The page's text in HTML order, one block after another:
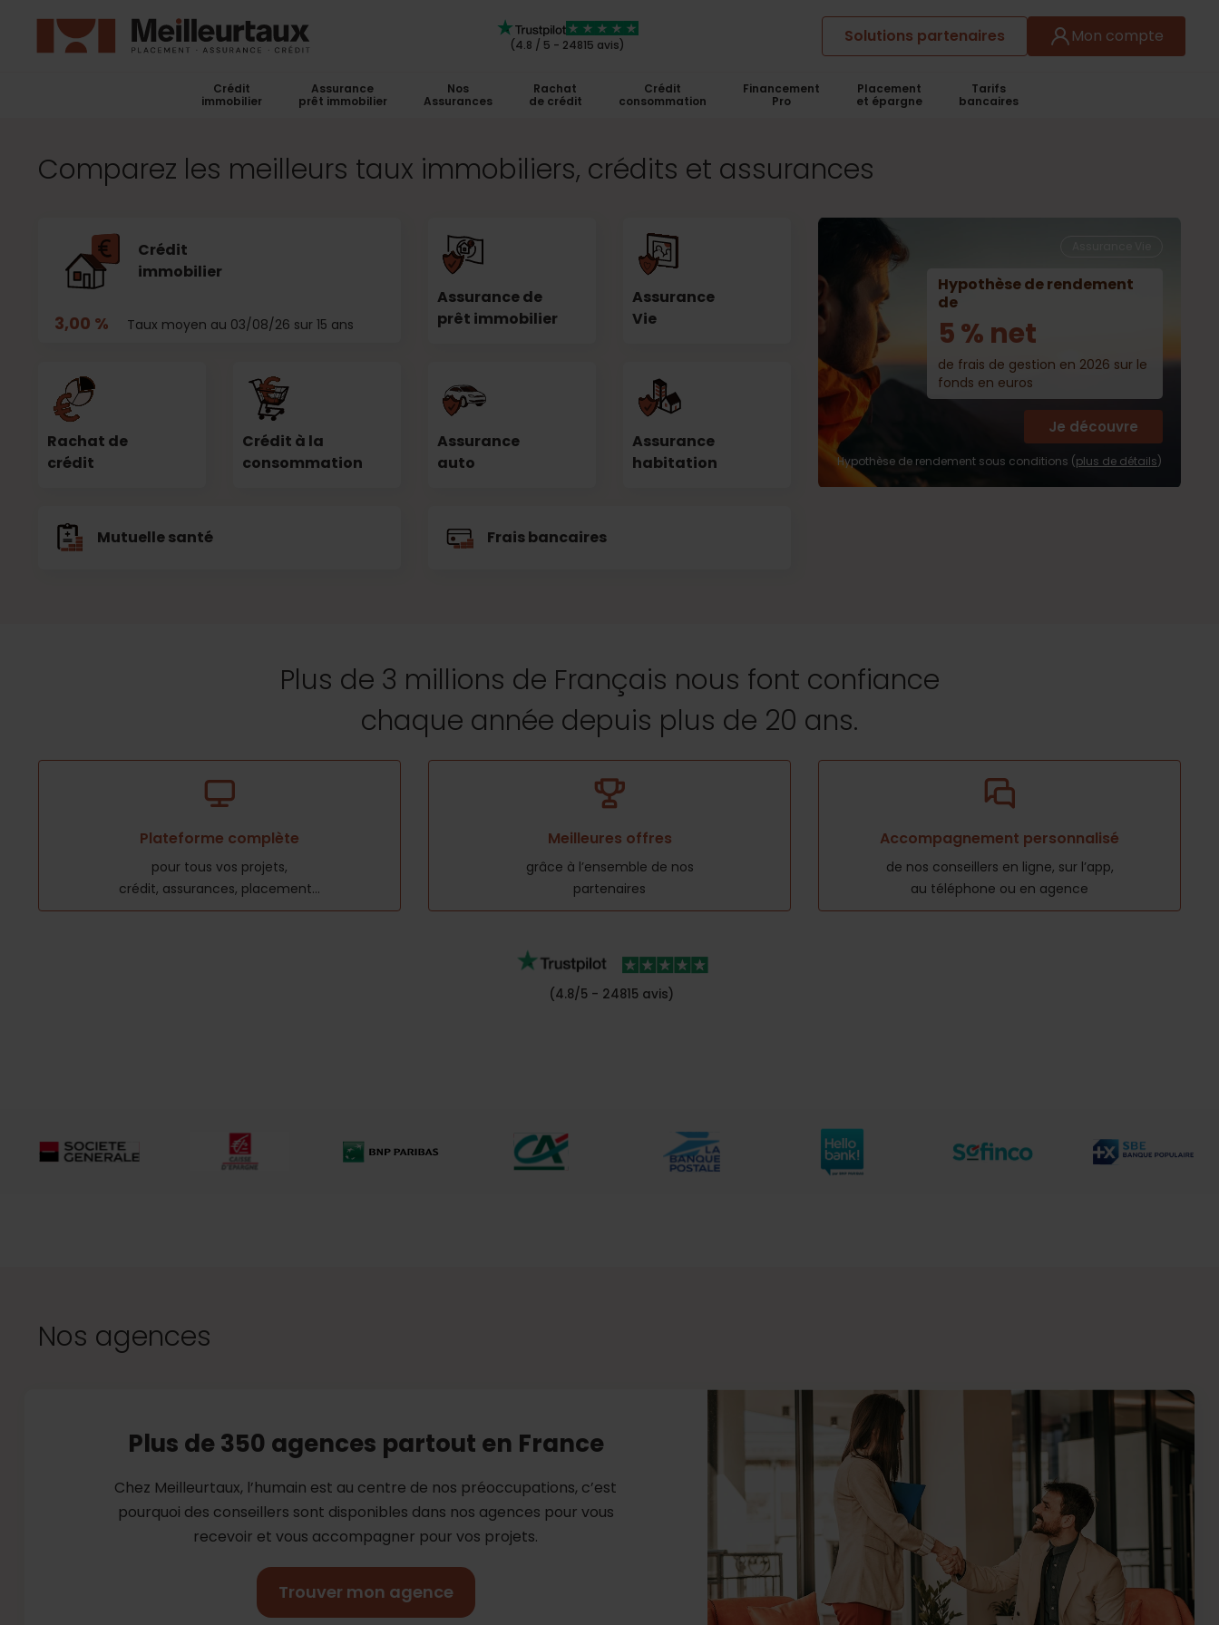
(4.8 / 5 - 24815 avis) Solutions partenaires Mon compte
Crédit
immobilier
Assurance
prêt immobilier
Nos
Assurances
Rachat
de crédit
Crédit
consommation
Financement
Pro
Placement
et épargne
Tarifs
bancaires
Comparez les meilleurs taux immobiliers, crédits et assurances
Crédit
immobilier
3,00 % Taux moyen au 03/08/26 sur 15 ans
Assurance de
prêt immobilier
Assurance
Vie
Rachat de
crédit
Crédit à la
consommation
Assurance
auto
Assurance
habitation
Mutuelle santé Frais bancaires
Hypothèse de rendement
de
5 % net
de frais de gestion en 2026 sur le
fonds en euros
Hypothèse de rendement sous conditions (plus de détails)
Je découvre
Plus de 3 millions de Français nous font confiance
chaque année depuis plus de 20 ans.
Plateforme complète
pour tous vos projets,
crédit, assurances, placement...
Meilleures offres
grâce à l’ensemble de nos
partenaires
Accompagnement personnalisé
de nos conseillers en ligne, sur l’app,
au téléphone ou en agence
(4.8/5 - 24815 avis)
Nos agences
Plus de 350 agences partout en France
Chez Meilleurtaux, l’humain est au centre de nos préoccupations, c’est
pourquoi des conseillers sont disponibles dans nos agences pour vous
recevoir et vous accompagner pour vos projets.
Trouver mon agence